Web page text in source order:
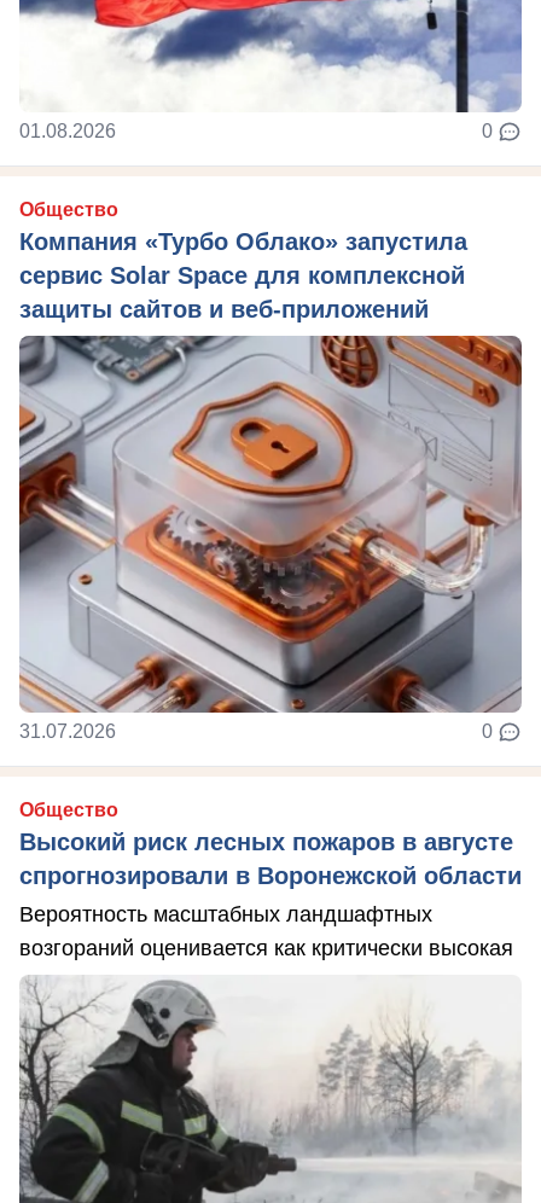
01.08.2026 0
Общество
Компания «Турбо Облако» запустила
сервис Solar Space для комплексной
защиты сайтов и веб-приложений
31.07.2026 0
Общество
Высокий риск лесных пожаров в августе
спрогнозировали в Воронежской области
Вероятность масштабных ландшафтных
возгораний оценивается как критически высокая